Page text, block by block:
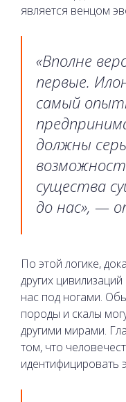
является венцом
«Вполне
первые.
самый
должны
существа
до нас», —
По этой логике,
других
нас под ногами.
породы и скалы
другими мирами.
том, что
идентифицировать